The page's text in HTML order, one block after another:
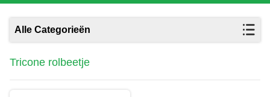
Alle Categorieën
Tricone rolbeetje